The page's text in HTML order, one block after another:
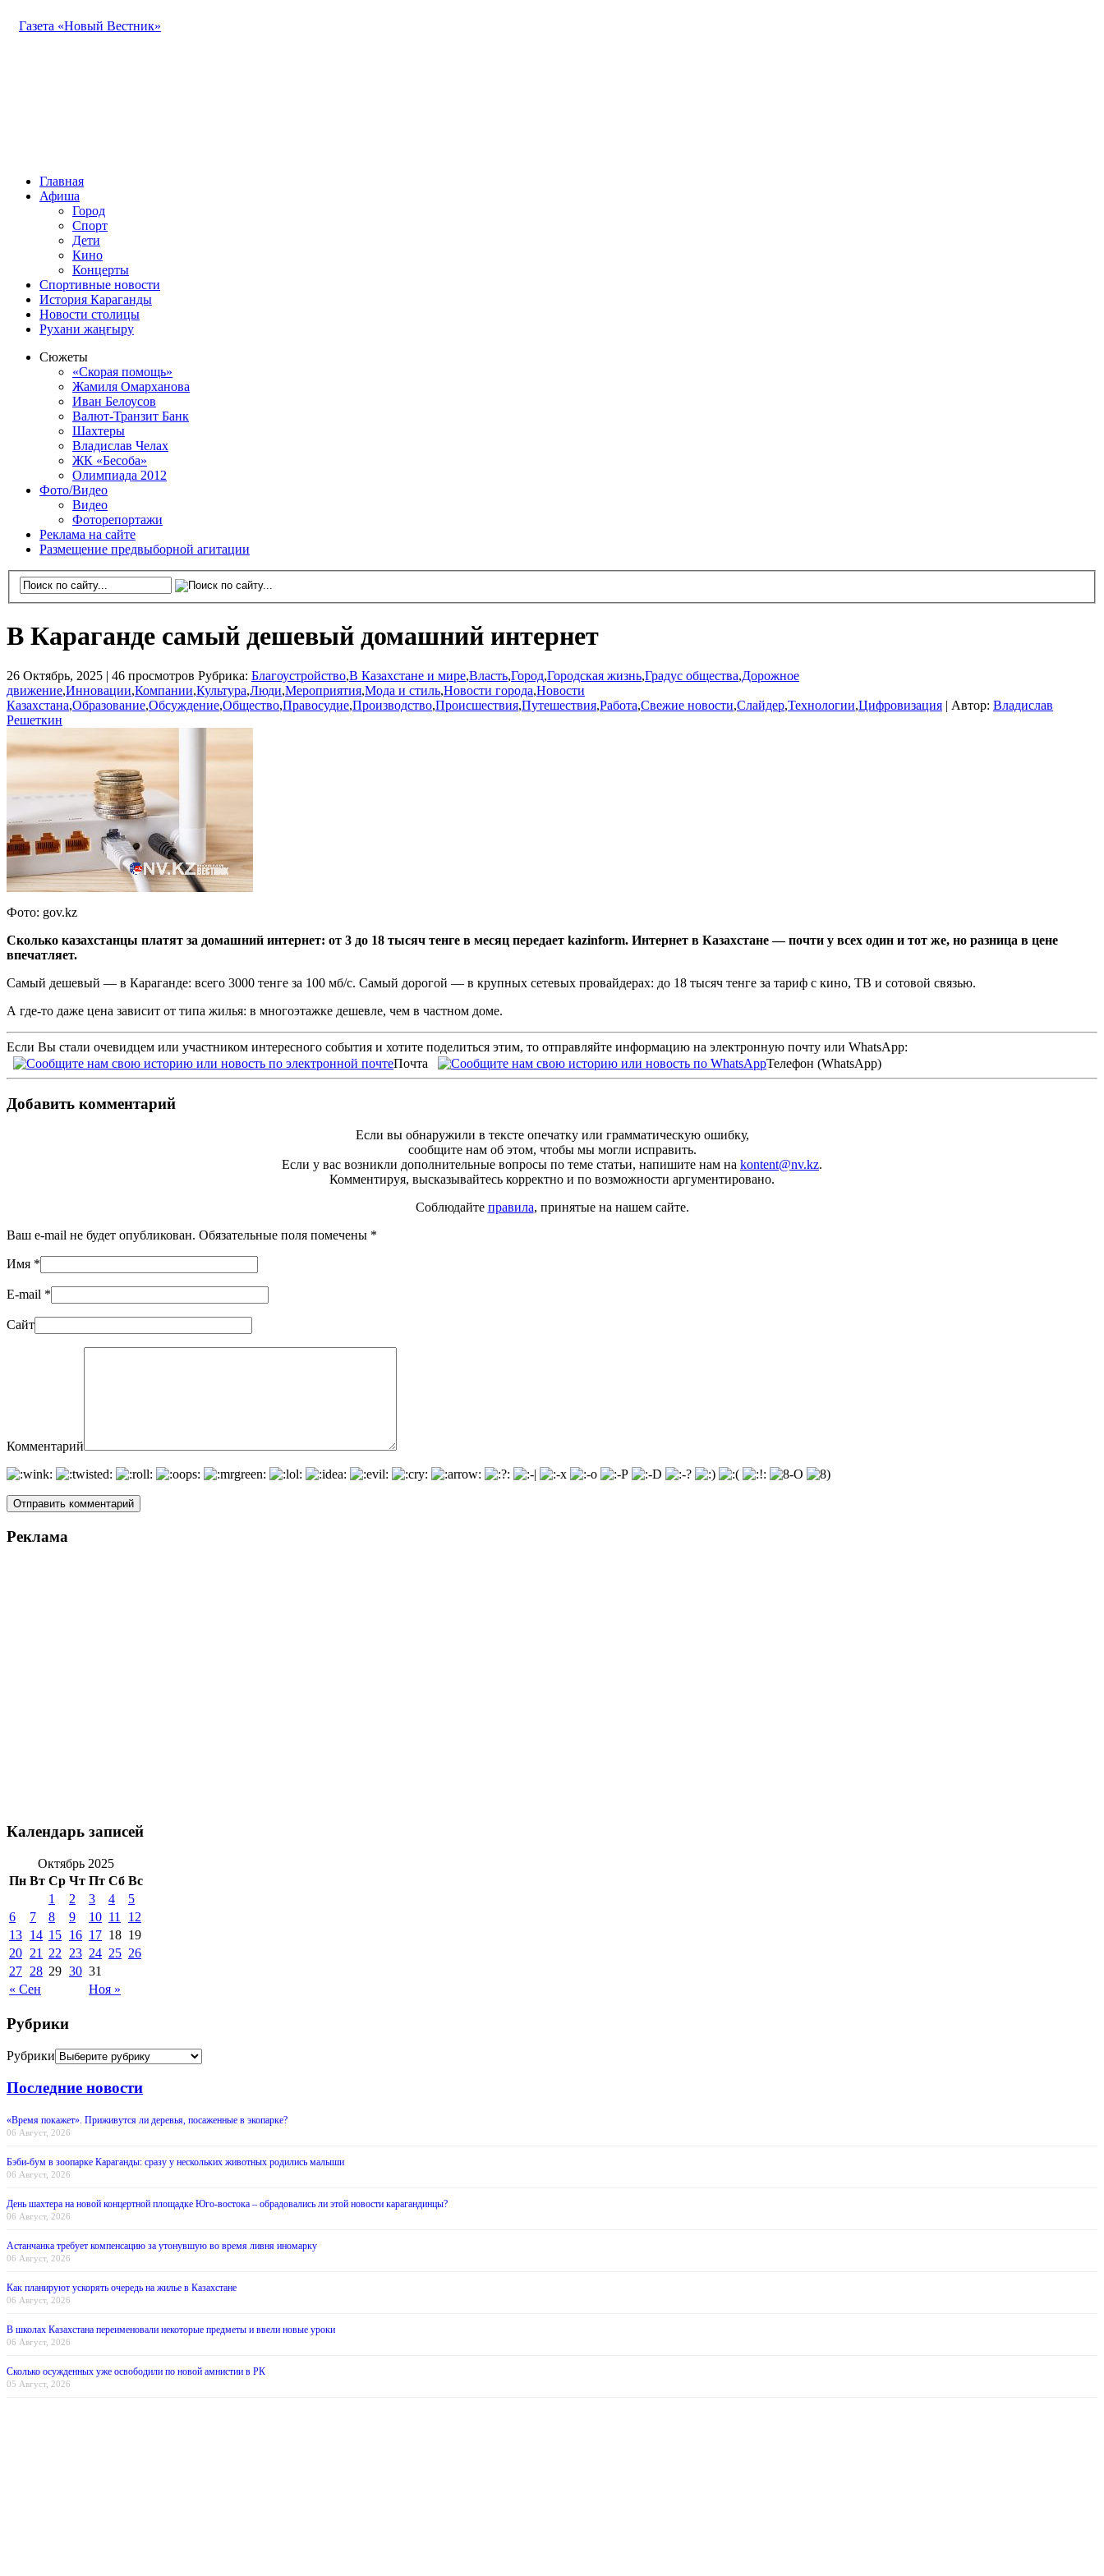
Газета «Новый Вестник»
Главная
Афиша
Город
Спорт
Дети
Кино
Концерты
Спортивные новости
История Караганды
Новости столицы
Рухани жаңғыру
Сюжеты
«Скорая помощь»
Жамиля Омарханова
Иван Белоусов
Валют-Транзит Банк
Шахтеры
Владислав Челах
ЖК «Бесоба»
Олимпиада 2012
Фото/Видео
Видео
Фоторепортажи
Реклама на сайте
Размещение предвыборной агитации
В Караганде самый дешевый домашний интернет
26 Октябрь, 2025 | 46 просмотров Рубрика: Благоустройство,В Казахстане и мире,Власть,Город,Городская жизнь,Градус общества,Дорожное
движение,Инновации,Компании,Культура,Люди,Мероприятия,Мода и стиль,Новости города,Новости
Казахстана,Образование,Обсуждение,Общество,Правосудие,Производство,Происшествия,Путешествия,Работа,Свежие новости,Слайдер,Технологии,Цифровизация Автор: Владислав
Решеткин
Фото: gov.kz
Сколько казахстанцы платят за домашний интернет: от 3 до 18 тысяч тенге в месяц передает kazinform. Интернет в Казахстане — почти у всех один и тот же, но разница в цене
впечатляет.
Самый дешевый — в Караганде: всего 3000 тенге за 100 мб/с. Самый дорогой — в крупных сетевых провайдерах: до 18 тысяч тенге за тариф с кино, ТВ и сотовой связью.
А где-то даже цена зависит от типа жилья: в многоэтажке дешевле, чем в частном доме.
Если Вы стали очевидцем или участником интересного события и хотите поделиться этим, то отправляйте информацию на электронную почту или WhatsApp:
Почта
Телефон (WhatsApp)
Добавить комментарий
Если вы обнаружили в тексте опечатку или грамматическую ошибку,
сообщите нам об этом, чтобы мы могли исправить.
Если у вас возникли дополнительные вопросы по теме статьи, напишите нам на kontent@nv.kz.
Комментируя, высказывайтесь корректно и по возможности аргументировано.
Соблюдайте правила, принятые на нашем сайте.
Ваш e-mail не будет опубликован. Обязательные поля помечены *
Имя *
E-mail *
Сайт
Комментарий
Реклама
Календарь записей
Октябрь 2025
Пн Вт Ср Чт Пт Сб Вс
« Сен Ноя »
1 2 3 4
5
6
7 8 9 10 11
12
13 14 15 16 17 18 19
20 21 22 23 24 25 26
27 28 29 30 31
Рубрики
Рубрики
Последние новости
«Время покажет». Приживутся ли деревья, посаженные в экопарке?
06 Август, 2026
Бэби-бум в зоопарке Караганды: сразу у нескольких животных родились малыши
06 Август, 2026
День шахтера на новой концертной площадке Юго-востока – обрадовались ли этой новости карагандинцы?
06 Август, 2026
Астанчанка требует компенсацию за утонувшую во время ливня иномарку
06 Август, 2026
Как планируют ускорять очередь на жилье в Казахстане
06 Август, 2026
В школах Казахстана переименовали некоторые предметы и ввели новые уроки
06 Август, 2026
Сколько осужденных уже освободили по новой амнистии в РК
05 Август, 2026